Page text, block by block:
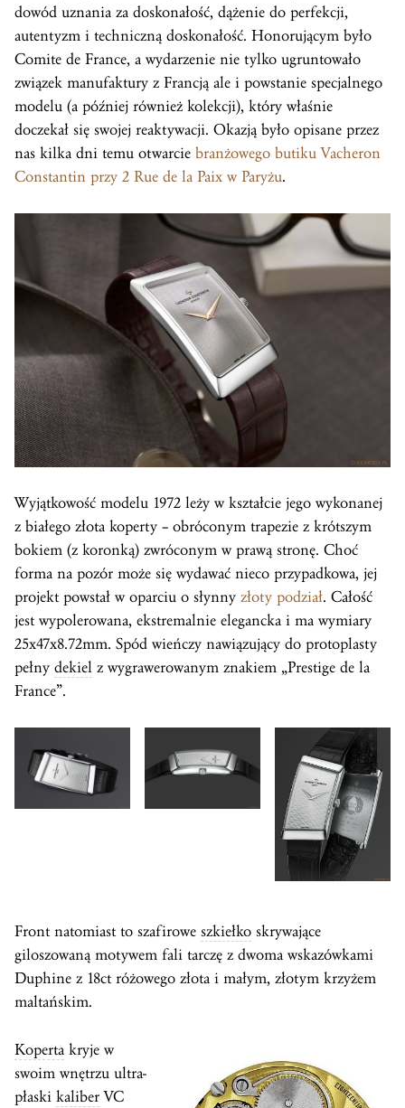
dowód uznania za doskonałość, dążenie do perfekcji,
autentyzm i techniczną doskonałość. Honorującym było
Comite de France, a wydarzenie nie tylko ugruntowało
związek manufaktury z Francją ale i powstanie specjalnego
modelu (a później również kolekcji), który właśnie
doczekał się swojej reaktywacji. Okazją było opisane przez
nas kilka dni temu otwarcie branżowego butiku Vacheron
Constantin przy 2 Rue de la Paix w Paryżu.
Wyjątkowość modelu 1972 leży w kształcie jego wykonanej
z białego złota koperty – obróconym trapezie z krótszym
bokiem (z koronką) zwróconym w prawą stronę. Choć
forma na pozór może się wydawać nieco przypadkowa, jej
projekt powstał w oparciu o słynny złoty podział. Całość
jest wypolerowana, ekstremalnie elegancka i ma wymiary
25x47x8.72mm. Spód wieńczy nawiązujący do protoplasty
pełny dekiel z wygrawerowanym znakiem „Prestige de la
France”.
Front natomiast to szafirowe szkiełko skrywające
giloszowaną motywem fali tarczę z dwoma wskazówkami
Duphine z 18ct różowego złota i małym, złotym krzyżem
maltańskim.
Koperta kryje w
swoim wnętrzu ultra-
płaski kaliberVC